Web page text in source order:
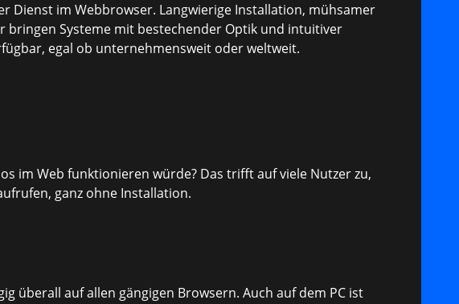
Dienst im Webbrowser. Langwierige Installation, mühsamer
Systeme mit bestechender Optik und intuitiver
egal ob unternehmensweit oder weltweit.
im Web funktionieren würde? Das trifft auf viele Nutzer zu,
ganz ohne Installation.
überall auf allen gängigen Browsern. Auch auf dem PC ist